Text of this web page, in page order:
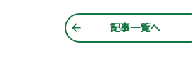
記事一覧へ